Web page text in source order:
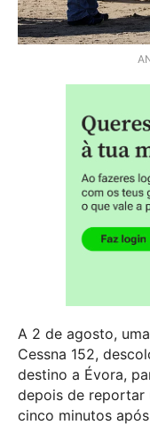
A 2 de agosto,
Cessna 152,
destino a Évora,
depois de reportar
cinco minutos